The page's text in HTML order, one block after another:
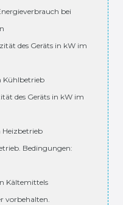
bei
des Geräts in kW im
Kühlbetrieb
des Geräts in kW im
Heizbetrieb
Bedingungen:
Kältemittels
vorbehalten.